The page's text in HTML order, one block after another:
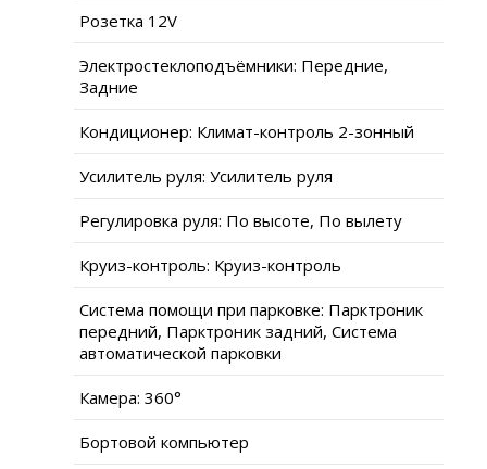
Розетка 12V
Электростеклоподъёмники: Передние,
Задние
Кондиционер: Климат-контроль 2-зонный
Усилитель руля: Усилитель руля
Регулировка руля: По высоте, По вылету
Круиз-контроль: Круиз-контроль
Система помощи при парковке: Парктроник
передний, Парктроник задний, Система
автоматической парковки
Камера: 360°
Бортовой компьютер